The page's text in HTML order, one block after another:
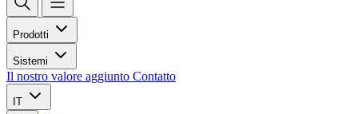
Prodotti
Sistemi
Il nostro valore aggiunto Contatto
IT